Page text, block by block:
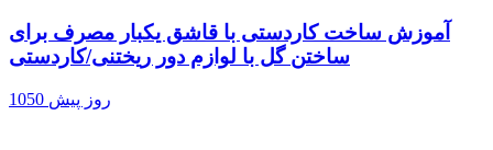
آموزش ساخت کاردستی با قاشق یکبار مصرف برای
ساختن گل با لوازم دور ریختنی/کاردستی
1050 روز پیش